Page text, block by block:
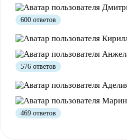
600 ответов
576 ответов
469 ответов